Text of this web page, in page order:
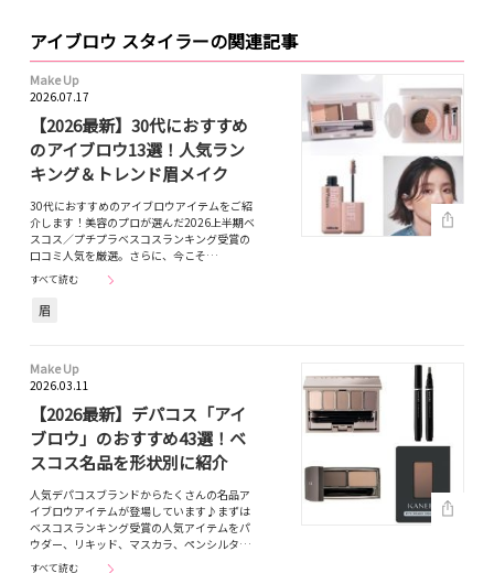
アイブロウ スタイラーの関連記事
Make Up
2026.07.17
【2026最新】30代におすすめ
のアイブロウ13選！人気ラン
キング＆トレンド眉メイク
30代におすすめのアイブロウアイテムをご紹
介します！美容のプロが選んだ2026上半期ベ
スコス／プチプラベスコスランキング受賞の
口コミ人気を厳選。さらに、今こそ…
すべて読む
眉
Make Up
2026.03.11
【2026最新】デパコス「アイ
ブロウ」のおすすめ43選！ベ
スコス名品を形状別に紹介
人気デパコスブランドからたくさんの名品ア
イブロウアイテムが登場しています♪まずは
ベスコスランキング受賞の人気アイテムをパ
ウダー、リキッド、マスカラ、ペンシルタ…
すべて読む